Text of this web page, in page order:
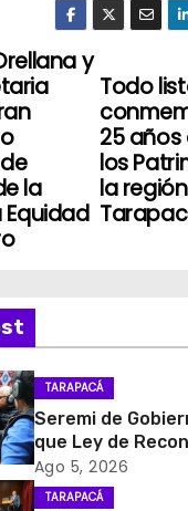
Todo
25 años
los
la
y
la
Equidad
TARAPACÁ
Seremi de
que Ley de
Nacional
y el empleo en
Ago 5, 2026
TARAPACÁ